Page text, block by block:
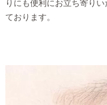
りにも便利にお立ち寄り
ております。